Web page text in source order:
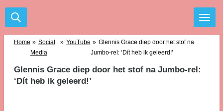
Ga
direct
hoofdinhoud
Home » Social
Media
» YouTube » Glennis Grace diep door het stof na
Jumbo-rel: ‘Dít heb ik geleerd!’
Glennis Grace diep door het stof na Jumbo-rel:
‘Dít heb ik geleerd!’